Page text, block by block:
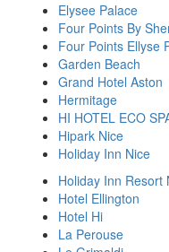
Elysee Palace
Four Points By
Four Points Ellyse
Garden Beach
Grand Hotel Aston
Hermitage
HI HOTEL ECO
Hipark Nice
Holiday Inn Nice
Holiday Inn Resort
Hotel Ellington
Hotel Hi
La Perouse